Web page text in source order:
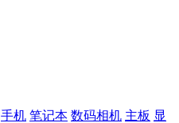
手机 笔记本 数码相机 主板 显